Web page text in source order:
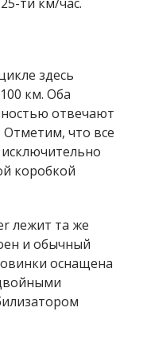
здесь
км. Оба
отвечают
что все
коробкой
лежит та же
и обычный
оснащена